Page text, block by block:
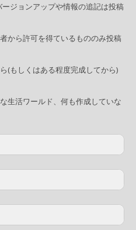
ジョンアップや情報の追記は投稿
から許可を得ているもののみ投稿
(もしくはある程度完成してから)
生活ワールド、何も作成していな